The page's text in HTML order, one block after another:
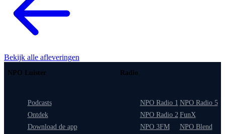
Bekijk alle afleveringen
NPO Luister
Podcasts
Ontdek
Download de app
Radio
NPO Radio 1
NPO Radio 2
NPO 3FM
NPO Radio 5
FunX
NPO Blend